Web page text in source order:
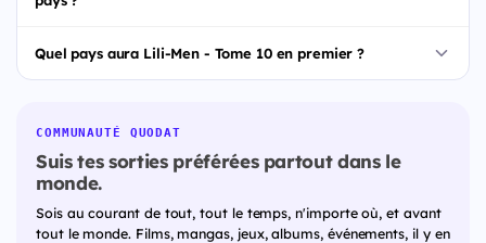
Quel pays aura Lili-Men - Tome 10 en premier ?
COMMUNAUTÉ QUODAT
Suis tes sorties préférées partout dans le
monde.
Sois au courant de tout, tout le temps, n'importe où, et avant
tout le monde. Films, mangas, jeux, albums, événements, il y en